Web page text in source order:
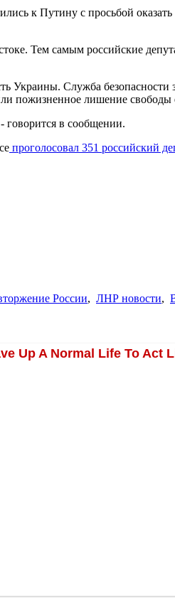
к Путину с просьбой
Тем самым российские
Украины. Служба безопасности
пожизненное лишение
в сообщении.
проголосовал 351 российский
России, ЛНР новости,